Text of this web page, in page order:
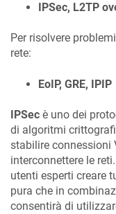
IPSec, L2TP
Per risolvere
rete:
EoIP, GRE, IPIP
IPSec è uno dei
di algoritmi
stabilire connessioni
interconnettere le
utenti esperti creare
pura che in
consentirà di